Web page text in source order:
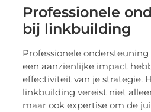
Professionele
bij linkbuilding
Professionele
een aanzienlijke impact
effectiviteit van je strategie.
linkbuilding vereist niet
maar ook expertise om de